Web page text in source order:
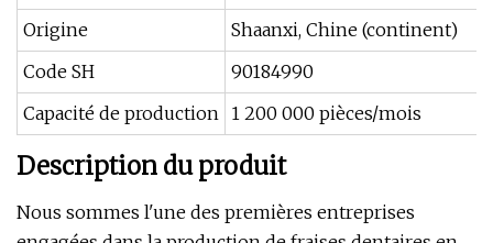
Origine
Shaanxi, Chine (continent)
Code SH
90184990
Capacité de production 1 200 000 pièces/mois
Description du produit
Nous sommes l'une des premières entreprises